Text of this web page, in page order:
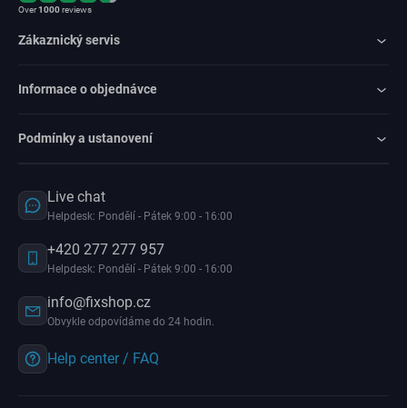
Over1000reviews
Zákaznický servis
Informace o objednávce
Podmínky a ustanovení
Live chat
Helpdesk: Pondělí - Pátek 9:00 - 16:00
+420 277 277 957
Helpdesk: Pondělí - Pátek 9:00 - 16:00
info@fixshop.cz
Obvykle odpovídáme do 24 hodin.
Help center / FAQ